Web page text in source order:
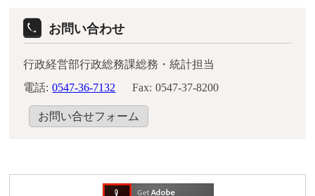
お問い合わせ
行政経営部行政総務課総務・統計担当
電話: 0547-36-7132 Fax: 0547-37-8200
お問い合せフォーム